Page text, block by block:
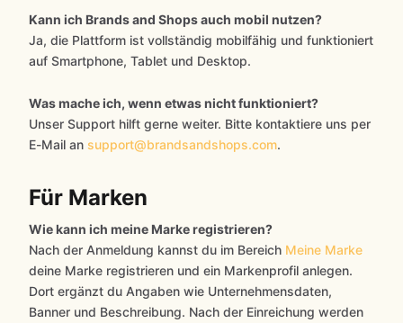
Kann ich Brands and Shops auch mobil nutzen?
Ja, die Plattform ist vollständig mobilfähig und funktioniert
auf Smartphone, Tablet und Desktop.
Was mache ich, wenn etwas nicht funktioniert?
Unser Support hilft gerne weiter. Bitte kontaktiere uns per
E-Mail an support@brandsandshops.com.
Für Marken
Wie kann ich meine Marke registrieren?
Nach der Anmeldung kannst du im Bereich Meine Marke
deine Marke registrieren und ein Markenprofil anlegen.
Dort ergänzt du Angaben wie Unternehmensdaten,
Banner und Beschreibung. Nach der Einreichung werden